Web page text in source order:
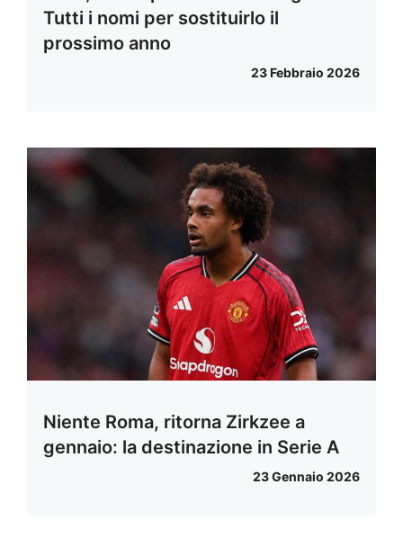
Tutti i nomi per sostituirlo il
prossimo anno
23 Febbraio 2026
Niente Roma, ritorna Zirkzee a
gennaio: la destinazione in Serie A
23 Gennaio 2026